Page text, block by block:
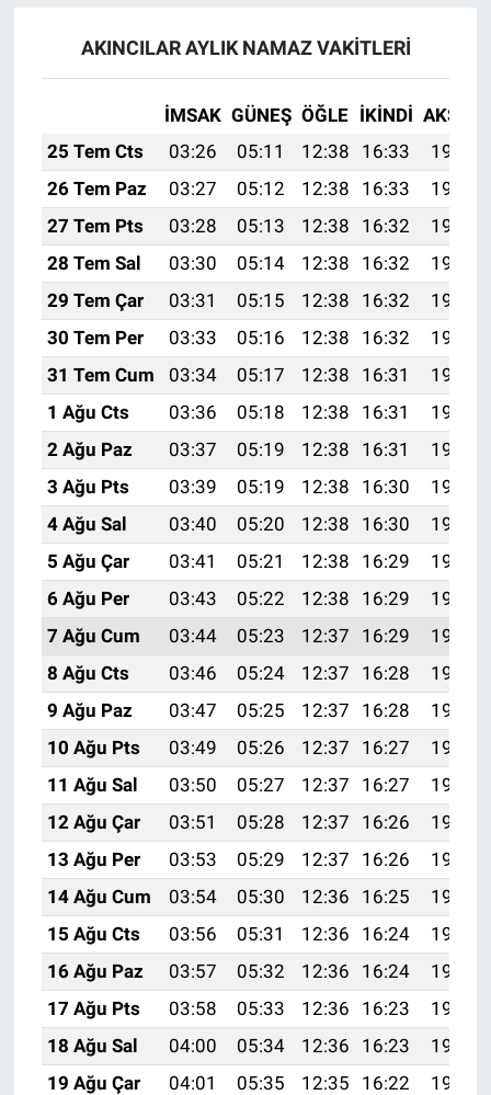
AKINCILAR AYLIK NAMAZ VAKITLERI
İMSAK GÜNEŞ ÖĞLE İKINDI AKŞAM
25 Tem Cts
03:26 05:11 12:38 16:33
19:55
26 Tem Paz
03:27 05:12 12:38 16:33
19:54
27 Tem Pts
03:28 05:13 12:38 16:32
19:53
28 Tem Sal
03:30 05:14 12:38 16:32
19:52
29 Tem Çar
03:31 05:15 12:38 16:32
19:52
30 Tem Per
03:33 05:16 12:38 16:32
19:51
31 Tem Cum
03:34 05:17 12:38 16:31
19:50
1 Ağu Cts
03:36 05:18 12:38 16:31
19:49
2 Ağu Paz
03:37 05:19 12:38 16:31
19:47
3 Ağu Pts
03:39 05:19 12:38 16:30
19:46
4 Ağu Sal
03:40 05:20 12:38 16:30
19:45
5 Ağu Çar
03:41 05:21 12:38 16:29
19:44
6 Ağu Per
03:43 05:22 12:38 16:29
19:43
7 Ağu Cum
03:44 05:23 12:37 16:29
19:42
8 Ağu Cts
03:46 05:24 12:37 16:28
19:41
9 Ağu Paz
03:47 05:25 12:37 16:28
19:39
10 Ağu Pts
03:49 05:26 12:37 16:27
19:38
11 Ağu Sal
03:50 05:27 12:37 16:27
19:37
12 Ağu Çar
03:51 05:28 12:37 16:26
19:36
13 Ağu Per
03:53 05:29 12:37 16:26
19:34
14 Ağu Cum
03:54 05:30 12:36 16:25
19:33
15 Ağu Cts
03:56 05:31 12:36 16:24
19:32
16 Ağu Paz
03:57 05:32 12:36 16:24
19:30
17 Ağu Pts
03:58 05:33 12:36 16:23
19:29
18 Ağu Sal
04:00 05:34 12:36 16:23
19:28
19 Ağu Çar
04:01 05:35 12:35 16:22
19:26